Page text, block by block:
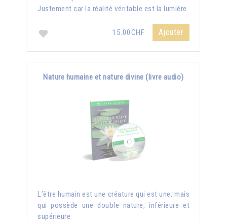
Justement car la réalité véritable est la lumière
15.00CHF Ajouter
Nature humaine et nature divine (livre audio)
L’être humain est une créature qui est une, mais
qui possède une double nature, inférieure et
supérieure.